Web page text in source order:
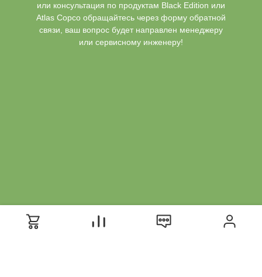
или консультация по продуктам Black Edition или
Atlas Copco обращайтесь через форму обратной
связи, ваш вопрос будет направлен менеджеру
или сервисному инженеру!